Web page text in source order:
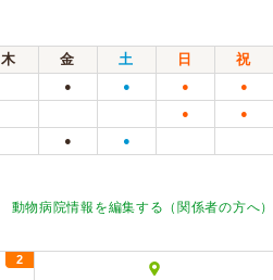
木 金 土 日
祝
● ● ● ●
● ●
● ●
動物病院情報を編集する（関係者の方へ）
2